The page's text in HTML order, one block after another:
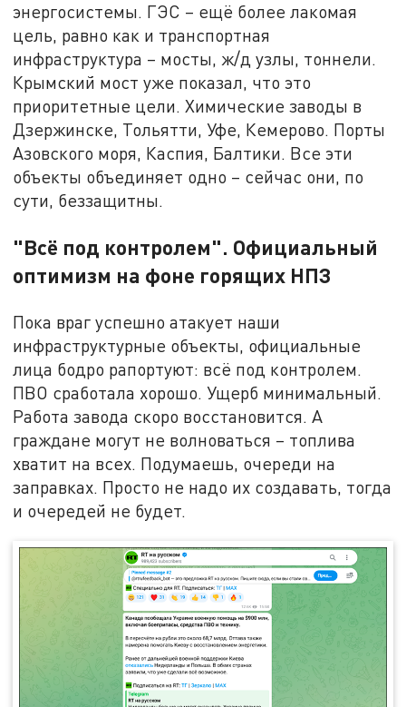
энергосистемы. ГЭС – ещё более лакомая
цель, равно как и транспортная
инфраструктура – мосты, ж/д узлы, тоннели.
Крымский мост уже показал, что это
приоритетные цели. Химические заводы в
Дзержинске, Тольятти, Уфе, Кемерово. Порты
Азовского моря, Каспия, Балтики. Все эти
объекты объединяет одно – сейчас они, по
сути, беззащитны.
"Всё под контролем". Официальный
оптимизм на фоне горящих НПЗ
Пока враг успешно атакует наши
инфраструктурные объекты, официальные
лица бодро рапортуют: всё под контролем.
ПВО сработала хорошо. Ущерб минимальный.
Работа завода скоро восстановится. А
граждане могут не волноваться – топлива
хватит на всех. Подумаешь, очереди на
заправках. Просто не надо их создавать, тогда
и очередей не будет.